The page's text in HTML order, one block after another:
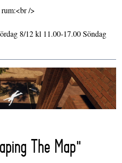
/>
8/12 kl 11.00-17.00 Söndag
The Map"